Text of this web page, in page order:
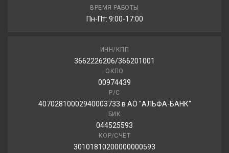
13 620.00 ₽
ВРЕМЯ РАБОТЫ
Пн-Пт: 9:00-17:00
ИНН/КПП
3662226206/366201001
ОКПО
00974439
Р/С
40702810002940003733 в АО "АЛЬФА-БАНК"
БИК
044525593
КОР/СЧЁТ
30101810200000000593